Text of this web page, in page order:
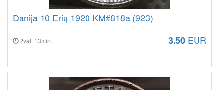
Danija 10 Erių 1920 KM#818a (923)
2val. 13min. 3.50 EUR